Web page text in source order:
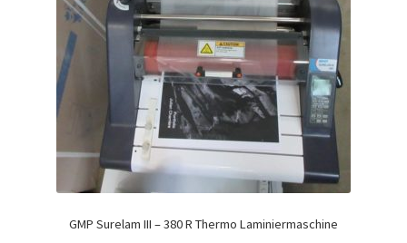
GMP Surelam III – 380 R Thermo Laminiermaschine